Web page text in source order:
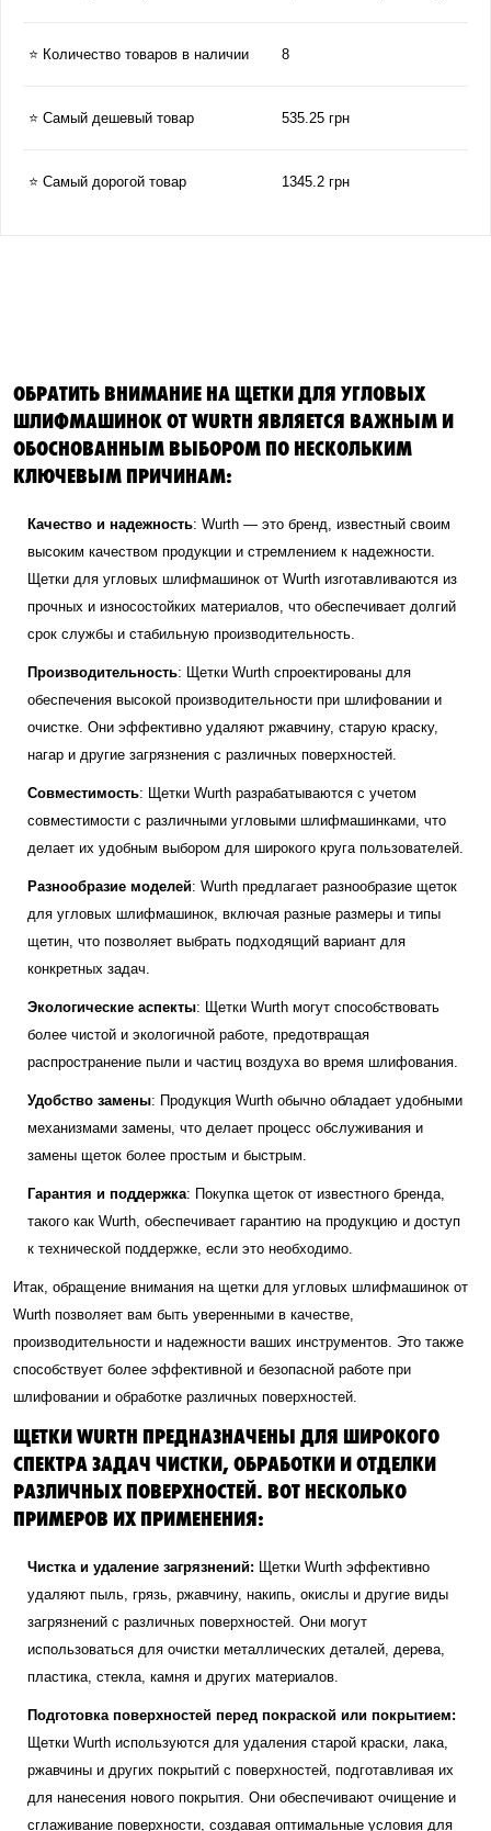
⭐ Количество товаров в наличии 8
⭐ Самый дешевый товар 535.25 грн
⭐ Самый дорогой товар 1345.2 грн
ОБРАТИТЬ ВНИМАНИЕ НА ЩЕТКИ ДЛЯ УГЛОВЫХ
ШЛИФМАШИНОК ОТ WURTH ЯВЛЯЕТСЯ ВАЖНЫМ И
ОБОСНОВАННЫМ ВЫБОРОМ ПО НЕСКОЛЬКИМ
КЛЮЧЕВЫМ ПРИЧИНАМ:
Качество и надежность: Wurth — это бренд, известный своим
высоким качеством продукции и стремлением к надежности.
Щетки для угловых шлифмашинок от Wurth изготавливаются из
прочных и износостойких материалов, что обеспечивает долгий
срок службы и стабильную производительность.
Производительность: Щетки Wurth спроектированы для
обеспечения высокой производительности при шлифовании и
очистке. Они эффективно удаляют ржавчину, старую краску,
нагар и другие загрязнения с различных поверхностей.
Совместимость: Щетки Wurth разрабатываются с учетом
совместимости с различными угловыми шлифмашинками, что
делает их удобным выбором для широкого круга пользователей.
Разнообразие моделей: Wurth предлагает разнообразие щеток
для угловых шлифмашинок, включая разные размеры и типы
щетин, что позволяет выбрать подходящий вариант для
конкретных задач.
Экологические аспекты: Щетки Wurth могут способствовать
более чистой и экологичной работе, предотвращая
распространение пыли и частиц воздуха во время шлифования.
Удобство замены: Продукция Wurth обычно обладает удобными
механизмами замены, что делает процесс обслуживания и
замены щеток более простым и быстрым.
Гарантия и поддержка: Покупка щеток от известного бренда,
такого как Wurth, обеспечивает гарантию на продукцию и доступ
к технической поддержке, если это необходимо.
Итак, обращение внимания на щетки для угловых шлифмашинок от
Wurth позволяет вам быть уверенными в качестве,
производительности и надежности ваших инструментов. Это также
способствует более эффективной и безопасной работе при
шлифовании и обработке различных поверхностей.
ЩЕТКИ WURTH ПРЕДНАЗНАЧЕНЫ ДЛЯ ШИРОКОГО
СПЕКТРА ЗАДАЧ ЧИСТКИ, ОБРАБОТКИ И ОТДЕЛКИ
РАЗЛИЧНЫХ ПОВЕРХНОСТЕЙ. ВОТ НЕСКОЛЬКО
ПРИМЕРОВ ИХ ПРИМЕНЕНИЯ:
Чистка и удаление загрязнений: Щетки Wurth эффективно
удаляют пыль, грязь, ржавчину, накипь, окислы и другие виды
загрязнений с различных поверхностей. Они могут
использоваться для очистки металлических деталей, дерева,
пластика, стекла, камня и других материалов.
Подготовка поверхностей перед покраской или покрытием:
Щетки Wurth используются для удаления старой краски, лака,
ржавчины и других покрытий с поверхностей, подготавливая их
для нанесения нового покрытия. Они обеспечивают очищение и
сглаживание поверхности, создавая оптимальные условия для